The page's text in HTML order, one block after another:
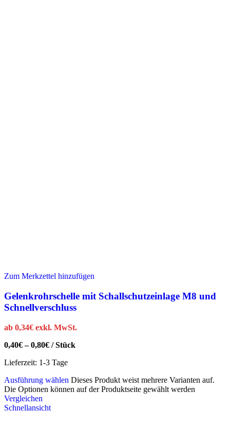
Zum Merkzettel hinzufügen
Gelenkrohrschelle mit Schallschutzeinlage M8 und
Schnellverschluss
ab 0,34€ exkl. MwSt.
0,40€–0,80€ /Stück
Lieferzeit: 1-3 Tage
Ausführung wählen Dieses Produkt weist mehrere Varianten auf.
Die Optionen können auf der Produktseite gewählt werden
Vergleichen
Schnellansicht